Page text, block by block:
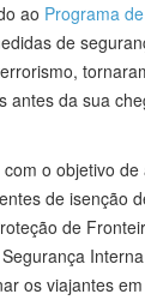
ao Programa
de
antes da sua
o objetivo de
de isenção
de
os viajantes